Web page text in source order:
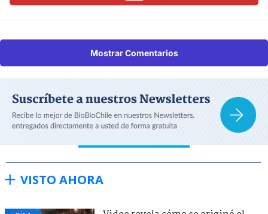
Mostrar Comentarios
VISTO AHORA